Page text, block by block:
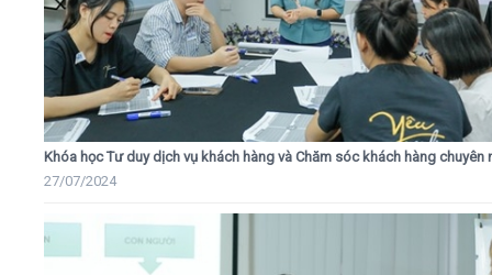
Khóa học Tư duy dịch vụ khách hàng và Chăm sóc khách hàng chuyên
27/07/2024